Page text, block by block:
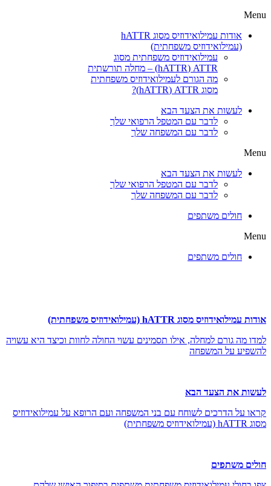
Menu
אודות עמילואידוזיס מסוג hATTR
(עמילואידוזיס משפחתית)
עמילואידוזיס משפחתית מסוג
ATTR‏ (hATTR) – מחלה תורשתית
מה הגורם לעמילואידוזיס משפחתית
מסוג ATTR‏ (hATTR)?
לעשות את הצעד הבא
לדבר עם המטפל הרפואי שלך
לדבר עם המשפחה שלך
Menu
לעשות את הצעד הבא
לדבר עם המטפל הרפואי שלך
לדבר עם המשפחה שלך
חולים משתפים
Menu
חולים משתפים
אודות עמילואידוזיס מסוג hATTR (עמילואידוזיס משפחתית)
למדו מה גורם למחלה, אילו תסמינים עשוי החולה לחוות וכיצד היא עשויה
להשפיע על המשפחה
לעשות את הצעד הבא
קראו על הדרכים לשוחח עם בני המשפחה ועם הרופא על עמילואידוזיס
מסוג hATTR (עמילואידוזיס משפחתית)
חולים משתפים